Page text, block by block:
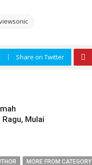
Share on Twitter
Mulai
MORE FROM CATEGORY